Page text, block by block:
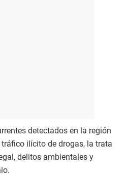
detectados en la región
ilícito de drogas, la trata
delitos ambientales y